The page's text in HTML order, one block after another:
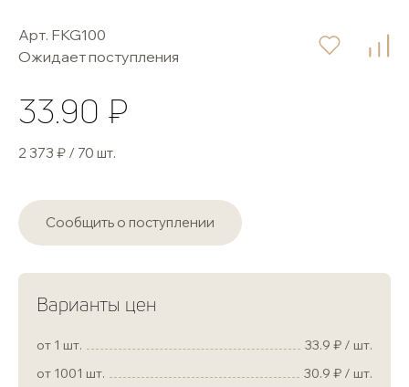
Арт. FKG100
Ожидает поступления
33.90 ₽
2 373 ₽ / 70 шт.
Сообщить о поступлении
Варианты цен
от 1 шт. 33.9
/ шт.
от 1001 шт.
30.9
/ шт.